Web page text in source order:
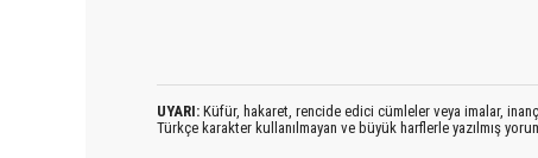
UYARI: Küfür, hakaret, rencide edici cümleler veya imalar,
Türkçe karakter kullanılmayan ve büyük harflerle yazılmış